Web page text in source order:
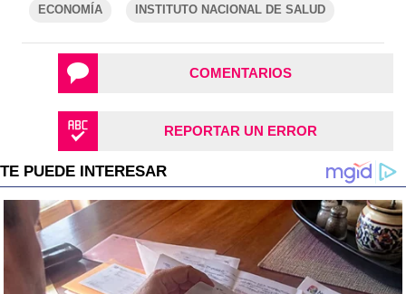
ECONOMÍA INSTITUTO NACIONAL DE SALUD
COMENTARIOS
REPORTAR UN ERROR